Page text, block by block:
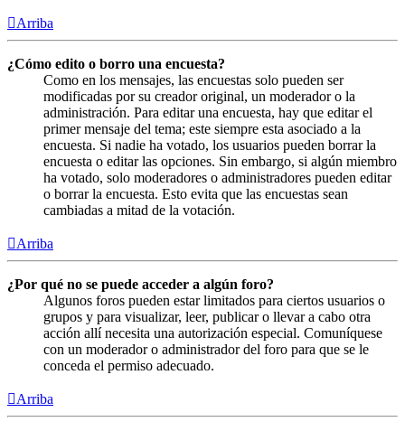
Arriba
¿Cómo edito o borro una encuesta?
Como en los mensajes, las encuestas solo pueden ser
modificadas por su creador original, un moderador o la
administración. Para editar una encuesta, hay que editar el
primer mensaje del tema; este siempre esta asociado a la
encuesta. Si nadie ha votado, los usuarios pueden borrar la
encuesta o editar las opciones. Sin embargo, si algún miembro
ha votado, solo moderadores o administradores pueden editar
o borrar la encuesta. Esto evita que las encuestas sean
cambiadas a mitad de la votación.
Arriba
¿Por qué no se puede acceder a algún foro?
Algunos foros pueden estar limitados para ciertos usuarios o
grupos y para visualizar, leer, publicar o llevar a cabo otra
acción allí necesita una autorización especial. Comuníquese
con un moderador o administrador del foro para que se le
conceda el permiso adecuado.
Arriba